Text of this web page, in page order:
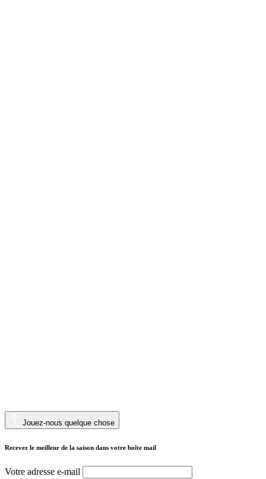
Jouez-nous quelque chose
Recevez le meilleur de la saison dans votre boîte mail
Votre adresse e-mail